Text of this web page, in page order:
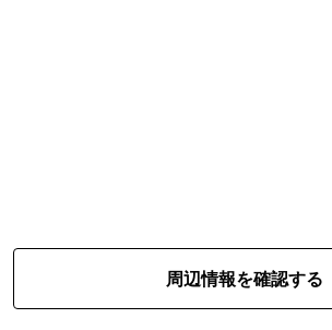
周辺情報を確認する